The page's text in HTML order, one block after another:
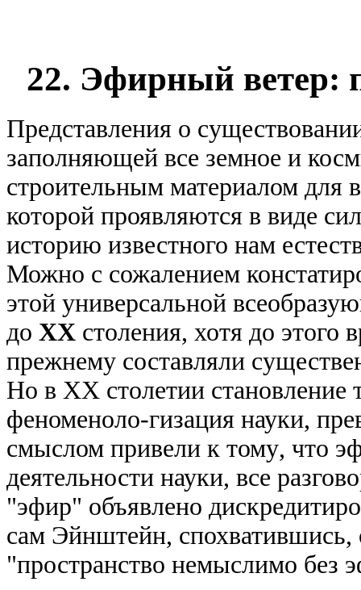
22. Эфирный ветер:
Представления о
заполняющей все земное и
строительным материалом для
которой проявляются в виде
историю известного нам
Можно с сожалением
этой универсальной
до XX столения, хотя до этого
прежнему составляли
Но в XX столетии
феноменоло-гизация науки,
смыслом привели к тому, что
деятельности науки, все
"эфир" объявлено
сам Эйнштейн, спохватившись,
"пространство немыслимо без